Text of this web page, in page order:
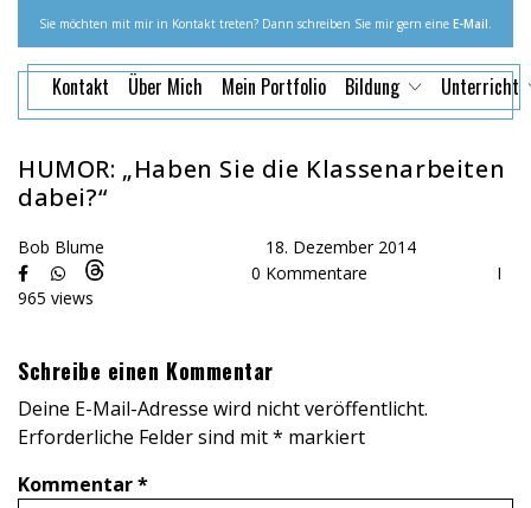
Sie möchten mit mir in Kontakt treten? Dann schreiben Sie mir gern eine E-Mail.
Kontakt Über Mich Mein Portfolio Bildung Unterricht
HUMOR: „Haben Sie die Klassenarbeiten
dabei?“
Bob Blume
18. Dezember 2014
0 Kommentare
I
965 views
Schreibe einen Kommentar
Deine E-Mail-Adresse wird nicht veröffentlicht.
Erforderliche Felder sind mit* markiert
Kommentar*